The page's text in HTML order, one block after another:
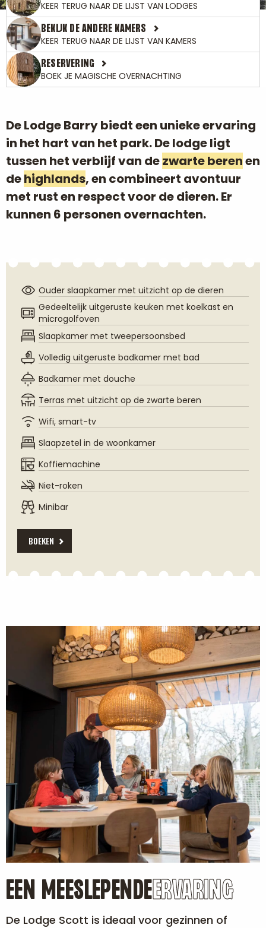
KEER TERUG NAAR DE LIJST VAN LODGES
BEKIJK DE ANDERE KAMERS
KEER TERUG NAAR DE LIJST VAN KAMERS
RESERVERING
BOEK JE MAGISCHE OVERNACHTING
De Lodge Barry biedt een unieke ervaring
in het hart van het park. De lodge ligt
tussen het verblijf van dezwarte berenen
dehighlands, en combineert avontuur
met rust en respect voor de dieren. Er
kunnen 6 personen overnachten.
Ouder slaapkamer met uitzicht op de dieren
Gedeeltelijk uitgeruste keuken met koelkast en
microgolfoven
Slaapkamer met tweepersoonsbed
Volledig uitgeruste badkamer met bad
Badkamer met douche
Terras met uitzicht op de zwarte beren
Wifi, smart-tv
Slaapzetel in de woonkamer
Koffiemachine
Niet-roken
Minibar
BOEKEN
EEN MEESLEPENDEERVARING
De Lodge Scott is ideaal voor gezinnen of